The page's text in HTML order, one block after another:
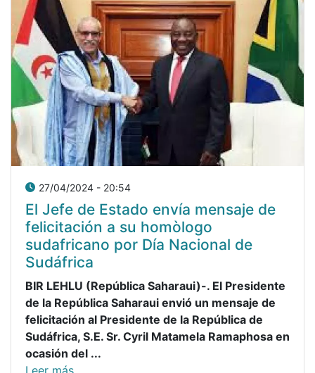
27/04/2024 - 20:54
El Jefe de Estado envía mensaje de
felicitación a su homòlogo
sudafricano por Día Nacional de
Sudáfrica
BIR LEHLU (República Saharaui)-. El Presidente
de la República Saharaui envió un mensaje de
felicitación al Presidente de la República de
Sudáfrica, S.E. Sr. Cyril Matamela Ramaphosa en
ocasión del ...
Leer más